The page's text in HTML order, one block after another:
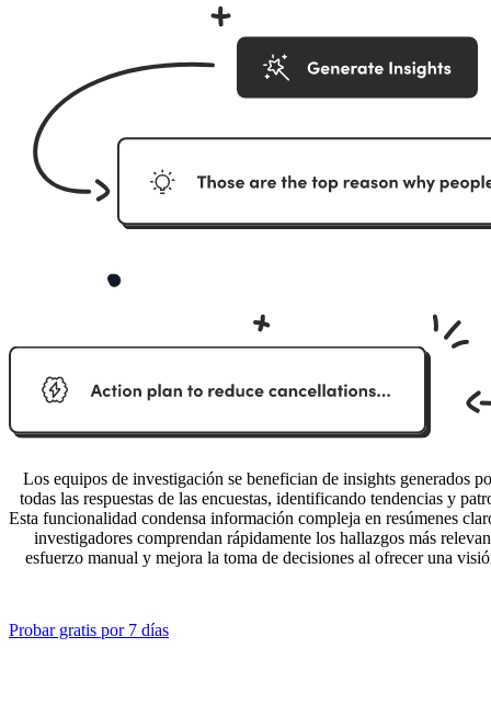
Los equipos de investigación se benefician de insights generados
todas las respuestas de las encuestas, identificando tendencias y
Esta funcionalidad condensa información compleja en resúmenes
investigadores comprendan rápidamente los hallazgos más
esfuerzo manual y mejora la toma de decisiones al ofrecer una
Probar gratis por 7 días